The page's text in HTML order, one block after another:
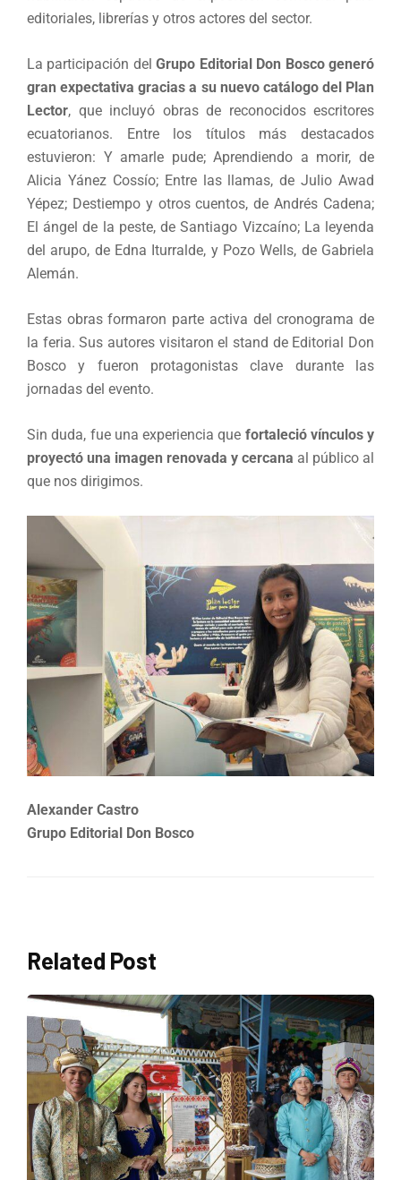
editoriales, librerías y otros actores del sector.
La participación delGrupo Editorial Don Bosco generó
gran expectativa gracias a su nuevo catálogo del Plan
Lector, que incluyó obras de reconocidos escritores
ecuatorianos. Entre los títulos más destacados
estuvieron: Y amarle pude; Aprendiendo a morir, de
Alicia Yánez Cossío; Entre las llamas, de Julio Awad
Yépez; Destiempo y otros cuentos, de Andrés Cadena;
El ángel de la peste, de Santiago Vizcaíno; La leyenda
del arupo, de Edna Iturralde, y Pozo Wells, de Gabriela
Alemán.
Estas obras formaron parte activa del cronograma de
la feria. Sus autores visitaron el stand de Editorial Don
Bosco y fueron protagonistas clave durante las
jornadas del evento.
Sin duda, fue una experiencia que fortaleció vínculos y
proyectó una imagen renovada y cercana al público al
que nos dirigimos.
Alexander Castro
Grupo Editorial Don Bosco
Related Post